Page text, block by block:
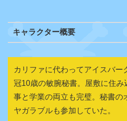
キャラクター概要
カリファに代わってアイスバー
冠10歳の敏腕秘書。屋敷に住
事と学業の両立も完璧。秘書の
ヤガラブルも参加していた。